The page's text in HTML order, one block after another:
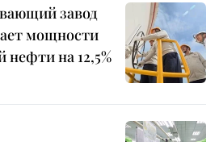
завод
мощности
на 12,5%